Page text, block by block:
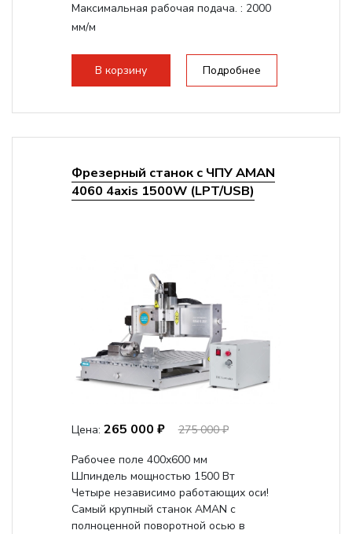
Максимальная рабочая подача. : 2000
мм/м
стандартно:Т-слот
Цанговый патрон:ER11
В корзину Подробнее
Фрезерный станок с ЧПУ AMAN
4060 4axis 1500W (LPT/USB)
Цена: 265 000 ₽
275 000 ₽
Рабочее поле 400х600 мм
Шпиндель мощностью 1500 Вт
Четыре независимо работающих оси!
Самый крупный станок AMAN с
полноценной поворотной осью в